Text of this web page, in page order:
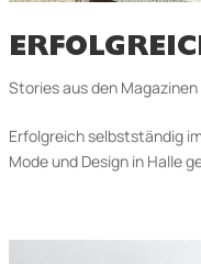
Stories aus den Magazinen
Erfolgreich selbstständig
Mode und Design in Halle